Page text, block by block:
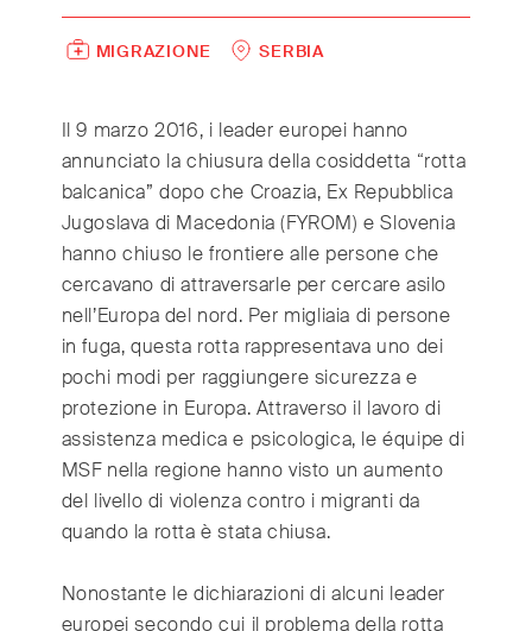
MIGRAZIONE SERBIA
Il 9 marzo 2016, i leader europei hanno
annunciato la chiusura della cosiddetta “rotta
balcanica” dopo che Croazia, Ex Repubblica
Jugoslava di Macedonia (FYROM) e Slovenia
hanno chiuso le frontiere alle persone che
cercavano di attraversarle per cercare asilo
nell’Europa del nord. Per migliaia di persone
in fuga, questa rotta rappresentava uno dei
pochi modi per raggiungere sicurezza e
protezione in Europa. Attraverso il lavoro di
assistenza medica e psicologica, le équipe di
MSF nella regione hanno visto un aumento
del livello di violenza contro i migranti da
quando la rotta è stata chiusa.
Nonostante le dichiarazioni di alcuni leader
europei secondo cui il problema della rotta
Argentina (Español)
Belgium (Nederlands/Français)
Brazil (Português)
Canada (English/Français)
Czech Republic (Česky/English)
Denmark (Dansk)
France (Français)
Germany (Deutsch)
(ελληνικά)
Hong Kong (繁體中文)
India (English)
Ireland (English)
Italy (Italiano)
Luxembourg (Français)